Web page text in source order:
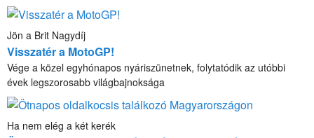
Jön a Brit Nagydíj
Visszatér a MotoGP!
Vége a közel egyhónapos nyáriszünetnek, folytatódik az utóbbi
évek legszorosabb világbajnoksága
Ha nem elég a két kerék